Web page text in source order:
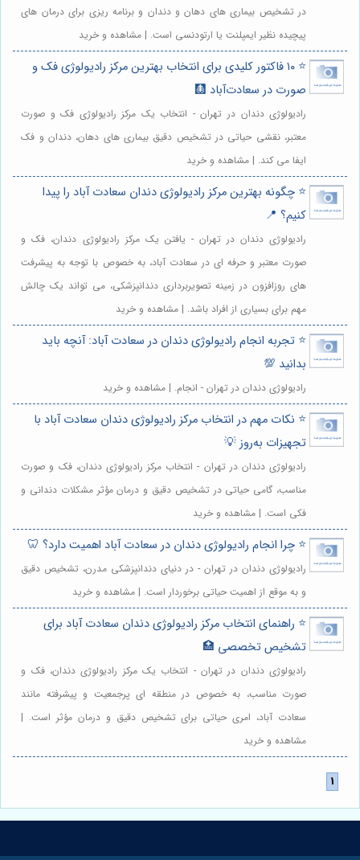
در تشخیص بیماری های دهان و دندان و برنامه ریزی برای درمان های
پیچیده نظیر ایمپلنت یا ارتودنسی است. | مشاهده و خرید
⭐️ ۱۰ فاکتور کلیدی برای انتخاب بهترین مرکز رادیولوژی فک و
صورت در سعادت‌آباد 🩻
رادیولوژی دندان در تهران - انتخاب یک مرکز رادیولوژی فک و صورت
معتبر، نقشی حیاتی در تشخیص دقیق بیماری های دهان، دندان و فک
ایفا می کند. | مشاهده و خرید
⭐️ چگونه بهترین مرکز رادیولوژی دندان سعادت آباد را پیدا
کنیم؟ 📍
رادیولوژی دندان در تهران - یافتن یک مرکز رادیولوژی دندان، فک و
صورت معتبر و حرفه ای در سعادت آباد، به خصوص با توجه به پیشرفت
های روزافزون در زمینه تصویربرداری دندانپزشکی، می تواند یک چالش
مهم برای بسیاری از افراد باشد. | مشاهده و خرید
⭐️ تجربه انجام رادیولوژی دندان در سعادت آباد: آنچه باید
بدانید 💯
رادیولوژی دندان در تهران - انجام. | مشاهده و خرید
⭐️ نکات مهم در انتخاب مرکز رادیولوژی دندان سعادت آباد با
تجهیزات به‌روز 💡
رادیولوژی دندان در تهران - انتخاب مرکز رادیولوژی دندان، فک و صورت
مناسب، گامی حیاتی در تشخیص دقیق و درمان مؤثر مشکلات دندانی و
فکی است. | مشاهده و خرید
⭐️ چرا انجام رادیولوژی دندان در سعادت آباد اهمیت دارد؟ 🦷
رادیولوژی دندان در تهران - در دنیای دندانپزشکی مدرن، تشخیص دقیق
و به موقع از اهمیت حیاتی برخوردار است. | مشاهده و خرید
⭐️ راهنمای انتخاب مرکز رادیولوژی دندان سعادت آباد برای
تشخیص تخصصی 🏥
رادیولوژی دندان در تهران - انتخاب یک مرکز رادیولوژی دندان، فک و
صورت مناسب، به خصوص در منطقه ای پرجمعیت و پیشرفته مانند
سعادت آباد، امری حیاتی برای تشخیص دقیق و درمان مؤثر است. |
مشاهده و خرید